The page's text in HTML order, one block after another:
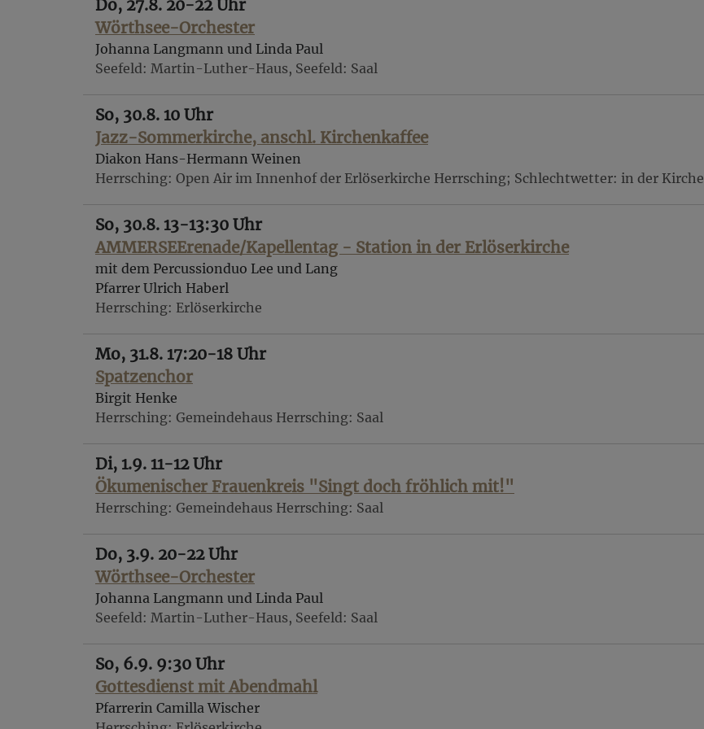
Do, 27.8. 20-22 Uhr
Wörthsee-Orchester
Johanna Langmann und Linda Paul
Seefeld Martin-Luther-Haus, Seefeld: Saal
So, 30.8. 10 Uhr
Jazz-Sommerkirche, anschl. Kirchenkaffee
Diakon Hans-Hermann Weinen
Herrsching Open Air im Innenhof der Erlöserkirche Herrsching; Schlechtwetter: in der Kirche
So, 30.8. 13-13:30 Uhr
AMMERSEErenade/Kapellentag - Station in der Erlöserkirche
mit dem Percussionduo Lee und Lang
Pfarrer Ulrich Haberl
Herrsching Erlöserkirche
Mo, 31.8. 17:20-18 Uhr
Spatzenchor
Birgit Henke
Herrsching Gemeindehaus Herrsching: Saal
Di, 1.9. 11-12 Uhr
Ökumenischer Frauenkreis "Singt doch fröhlich mit!"
Herrsching Gemeindehaus Herrsching: Saal
Do, 3.9. 20-22 Uhr
Wörthsee-Orchester
Johanna Langmann und Linda Paul
Seefeld Martin-Luther-Haus, Seefeld: Saal
So, 6.9. 9:30 Uhr
Gottesdienst mit Abendmahl
Pfarrerin Camilla Wischer